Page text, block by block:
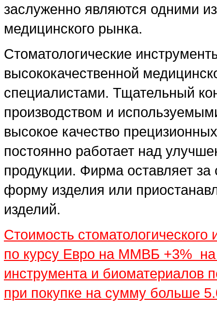
заслуженно являются одними
медицинского рынка.
Стоматологические
высококачественной
специалистами. Тщательный
производством и
высокое качество
постоянно работает над
продукции. Фирма оставляет
форму изделия или
изделий.
Стоимость
по курсу Евро на ММВБ +3% на
инструмента и биоматериалов
при покупке на сумму больше